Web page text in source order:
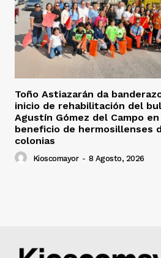
Toño Astiazarán da
inicio de rehabilitación del
Agustín Gómez del Campo en
beneficio de hermosillenses
colonias
Kioscomayor - 8 Agosto, 2026